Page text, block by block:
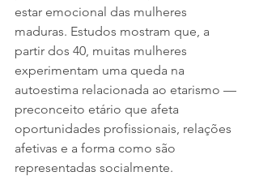
estar emocional das mulheres
maduras. Estudos mostram que, a
partir dos 40, muitas mulheres
experimentam uma queda na
autoestima relacionada ao etarismo —
preconceito etário que afeta
oportunidades profissionais, relações
afetivas e a forma como são
representadas socialmente.